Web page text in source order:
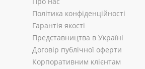
Політика конфіденційності
Гарантія якості
Представництва в Україні
Договір публічної оферти
Корпоративним клієнтам